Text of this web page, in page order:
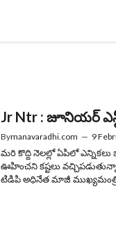
Jr Ntr : జూనియర్
Bymanavaradhi.com — 9
మరి కొద్ది నెలల్లో ఏపిలో
ఊహించని కష్టలు
టిడిపి అధినేత మాజీ ముఖ్యమంత్రి